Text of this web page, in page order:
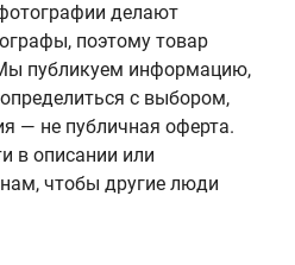
делают
поэтому товар
публикуем информацию,
с выбором,
— не публичная оферта.
в описании или
чтобы другие люди